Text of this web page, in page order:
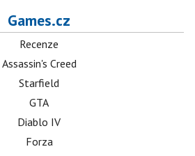
Games.cz
Recenze
Assassin's Creed
Starfield
GTA
Diablo IV
Forza